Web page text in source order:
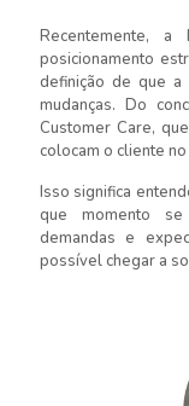
Recentemente,
posicionamento
definição de que a
mudanças. Do
Customer Care,
colocam o cliente
Isso significa
que momento
demandas e
possível chegar a